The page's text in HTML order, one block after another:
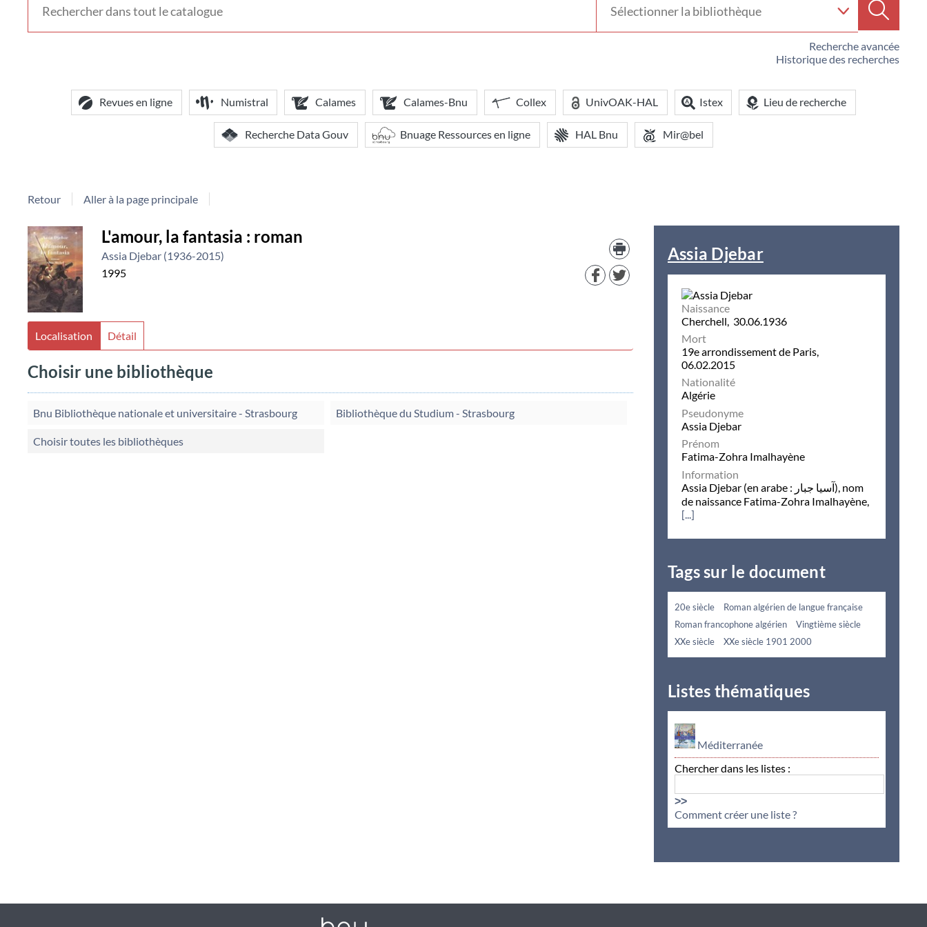
voir
Recherche avancée
Historique des recherches
votre
Revues en ligne Numistral Calames Calames-Bnu Collex UnivOAK-HAL Istex Lieu de recherche
Recherche Data Gouv Bnuage Ressources en ligne HAL Bnu Mir@bel
Retour Aller à la page principale
Détail
document
document
ressources
L'amour, la fantasia : roman
Assia Djebar (1936-2015)
1995
Localisation Détail
Choisir une bibliothèque
Bnu Bibliothèque nationale et universitaire - Strasbourg Bibliothèque du Studium - Strasbourg
Choisir toutes les bibliothèques
Assia Djebar
Naissance
Cherchell, 30.06.1936
Mort
19e arrondissement de Paris,
06.02.2015
Nationalité
Algérie
Pseudonyme
Assia Djebar
Prénom
Fatima-Zohra Imalhayène
Information
Assia Djebar (en arabe : آسيا جبار), nom
de naissance Fatima-Zohra Imalhayène,
[...]
Tags sur le document
20e siècle
Roman algérien de langue française
Roman francophone algérien
Vingtième siècle
XXe siècle
XXe siècle 1901 2000
Listes thématiques
Méditerranée
Chercher dans les listes :
>>
Comment créer une liste ?